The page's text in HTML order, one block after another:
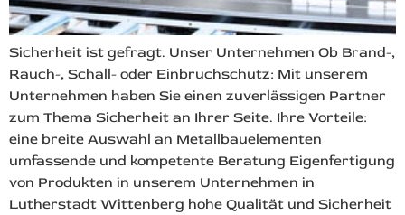
Sicherheit ist gefragt. Unser Unternehmen Ob Brand-,
Rauch-, Schall- oder Einbruchschutz: Mit unserem
Unternehmen haben Sie einen zuverlässigen Partner
zum Thema Sicherheit an Ihrer Seite. Ihre Vorteile:
eine breite Auswahl an Metallbauelementen
umfassende und kompetente Beratung Eigenfertigung
von Produkten in unserem Unternehmen in
Lutherstadt Wittenberg hohe Qualität und Sicherheit